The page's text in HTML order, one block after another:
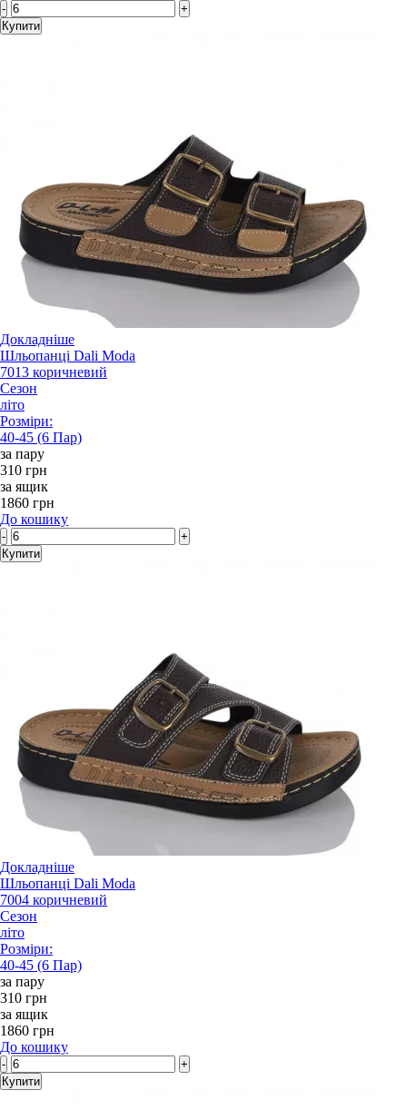
-
+
Купити
Докладніше
Шльопанці Dali Moda
7013 коричневий
Сезон
літо
Розміри:
40-45 (6 Пар)
за пару
310 грн
за ящик
1860 грн
До кошику
-
+
Купити
Докладніше
Шльопанці Dali Moda
7004 коричневий
Сезон
літо
Розміри:
40-45 (6 Пар)
за пару
310 грн
за ящик
1860 грн
До кошику
-
+
Купити